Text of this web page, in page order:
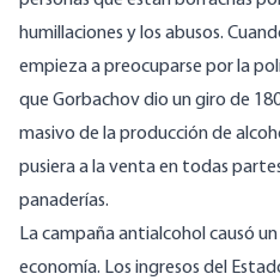
humillaciones y los abusos.
empieza a preocuparse por la
que Gorbachov dio un giro de
masivo de la producción de
pusiera a la venta en todas
panaderías.
La campaña antialcohol causó
economía. Los ingresos del